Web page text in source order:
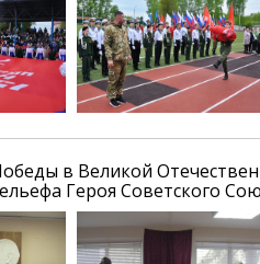
в Великой
Героя Советского